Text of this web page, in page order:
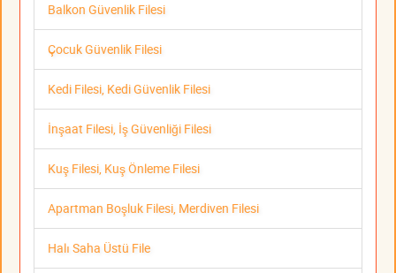
Balkon Güvenlik Filesi
Çocuk Güvenlik Filesi
Kedi Filesi, Kedi Güvenlik Filesi
İnşaat Filesi, İş Güvenliği Filesi
Kuş Filesi, Kuş Önleme Filesi
Apartman Boşluk Filesi, Merdiven Filesi
Halı Saha Üstü File